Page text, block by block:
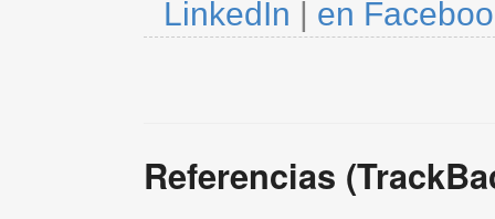
LinkedIn | en
Referencias